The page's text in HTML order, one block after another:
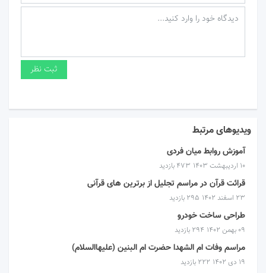
ویدیوهای مرتبط
آموزش روابط میان فردی
۱۰ اردیبهشت ۱۴۰۳ 473 بازدید
قرائت قرآن در مراسم تجلیل از برترین های قرآنی
۲۳ اسفند ۱۴۰۲ 295 بازدید
طراحی ساخت خودرو
۰۹ بهمن ۱۴۰۲ 294 بازدید
مراسم وفات ام الشهدا حضرت ام البنین (علیهاالسلام)
۱۹ دی ۱۴۰۲ 222 بازدید